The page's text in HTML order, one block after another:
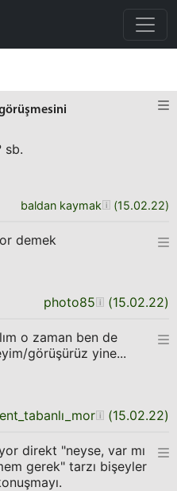
sb.
baldan kaymak (15.02.22)
demek
photo85 (15.02.22)
o zaman ben de
görüşürüz yine...
(15.02.22)
direkt "neyse, var mı
gerek" tarzı bişeyler